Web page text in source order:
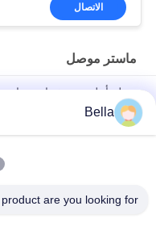
الاتصال
ماستر موصل
أوم Bella
are you looking for?